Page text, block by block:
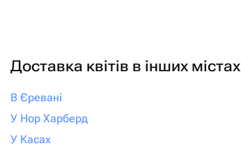
Доставка квітів в інших містах
В Єревані
У Нор Харберд
У Касах